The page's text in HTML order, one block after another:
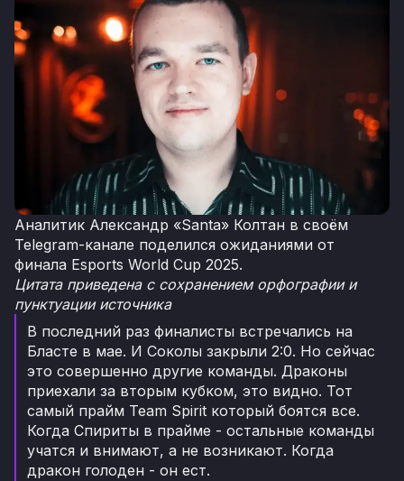
Аналитик Александр «Santa» Колтан в своём
Telegram-канале поделился ожиданиями от
финала Esports World Cup 2025.
Цитата приведена с сохранением орфографии и
пунктуации источника
В последний раз финалисты встречались на
Бласте в мае. И Соколы закрыли 2:0. Но сейчас
это совершенно другие команды. Драконы
приехали за вторым кубком, это видно. Тот
самый прайм Team Spirit который боятся все.
Когда Спириты в прайме - остальные команды
учатся и внимают, а не возникают. Когда
дракон голоден - он ест.